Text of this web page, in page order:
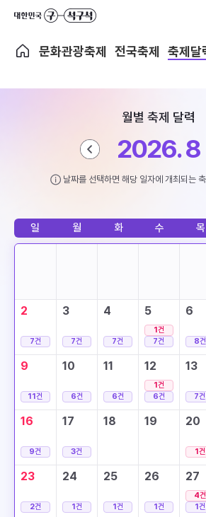
문화관광축제 전국축제 축제달
월별 축제 달력
2026. 8
날짜를 선택하면 해당 일자에 개최되는
일 월 화 수 목
2
7건
3
7건
4
7건
5
1건
7건
6
8건
9
11건
10
6건
11
6건
12
1건
6건
13
7건
16
9건
17
3건
18 19 20
1건
23
2건
24
1건
25
1건
26
1건
27
4건
1건